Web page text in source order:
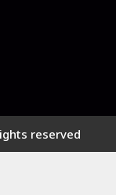
reserved